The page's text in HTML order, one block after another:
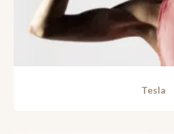
Tesla